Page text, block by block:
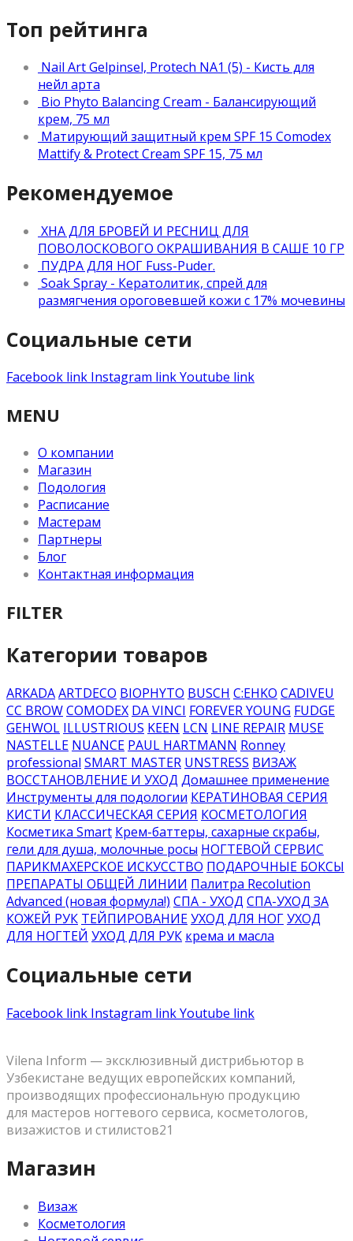
Топ рейтинга
Nail Art Gelpinsel, Protech NA1 (5) - Кисть для
нейл арта
Bio Phyto Balancing Cream - Балансирующий
крем, 75 мл
Матирующий защитный крем SPF 15 Comodex
Mattify & Protect Cream SPF 15, 75 мл
Рекомендуемое
ХНА ДЛЯ БРОВЕЙ И РЕСНИЦ ДЛЯ
ПОВОЛОСКОВОГО ОКРАШИВАНИЯ В САШЕ 10 ГР
ПУДРА ДЛЯ НОГ Fuss-Puder.
Soak Spray - Кератолитик, спрей для
размягчения ороговевшей кожи с 17% мочевины
Социальные сети
Facebook link Instagram linkYoutube link
MENU
О компании
Магазин
Подология
Расписание
Мастерам
Партнеры
Блог
Контактная информация
FILTER
Категории товаров
ARKADAARTDECO BIOPHYTO BUSCH C:EHKO CADIVEU
CC BROWCOMODEX DA VINCI FOREVER YOUNG FUDGE
GEHWOL ILLUSTRIOUS KEEN LCN LINE REPAIR MUSE
NASTELLE NUANCE PAUL HARTMANN Ronney
professional SMART MASTER UNSTRESS ВИЗАЖ
ВОССТАНОВЛЕНИЕ И УХОД Домашнее применение
Инструменты для подологии КЕРАТИНОВАЯ СЕРИЯ
КИСТИ КЛАССИЧЕСКАЯ СЕРИЯ КОСМЕТОЛОГИЯ
Косметика Smart Крем-баттеры, сахарные скрабы,
гели для душа, молочные росы НОГТЕВОЙ СЕРВИС
ПАРИКМАХЕРСКОЕ ИСКУССТВО ПОДАРОЧНЫЕ БОКСЫ
ПРЕПАРАТЫ ОБЩЕЙ ЛИНИИ Палитра Recolution
Advanced (новая формула!) СПА - УХОД СПА-УХОД ЗА
КОЖЕЙ РУК ТЕЙПИРОВАНИЕУХОД ДЛЯ НОГУХОД
ДЛЯ НОГТЕЙ УХОД ДЛЯ РУК крема и масла
Социальные сети
Facebook link Instagram linkYoutube link
Vilena Inform — эксклюзивный дистрибьютор в
Узбекистане ведущих европейских компаний,
производящих профессиональную продукцию
для мастеров ногтевого сервиса, косметологов,
визажистов и стилистов21
Магазин
Визаж
Косметология